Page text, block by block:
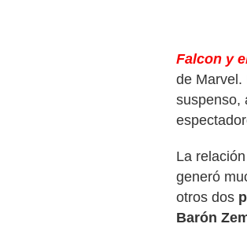
Falcon y
de Marvel.
suspenso,
La
generó
otros dos
Barón